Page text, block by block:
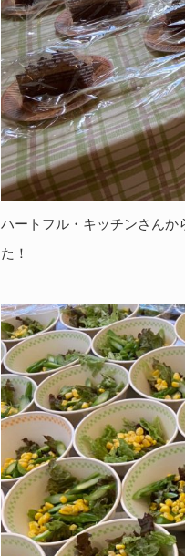
ハートフル・キッチンさん
た！